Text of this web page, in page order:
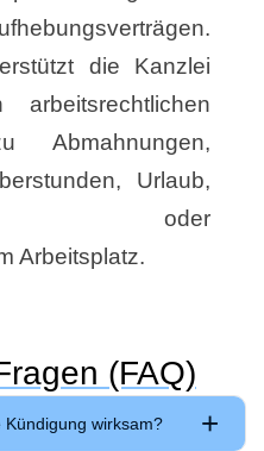
die Kanzlei
Urlaub,
oder
Arbeitsplatz.
(FAQ)
wirksam?